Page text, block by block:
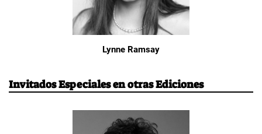
Lynne Ramsay
Invitados Especiales en otras Ediciones